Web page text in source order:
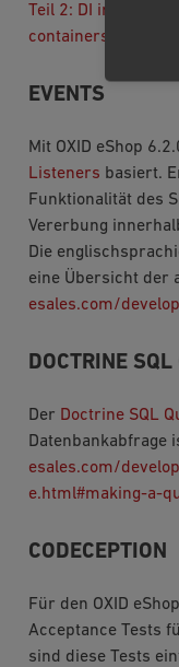
Teil 2: DI innerhalb
containers
EVENTS
Mit OXID eShop
Listeners basiert.
Funktionalität des
Vererbung
Die
eine Übersicht der
esales.com/
DOCTRINE
Der Doctrine SQL
Datenbankabfrage
esales.com/
e.html#making-a-
CODECEPTION
Für den OXID
Acceptance Tests
sind diese Tests